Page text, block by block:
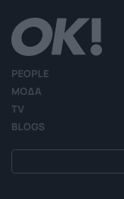
PEOPLE
ΜΟΔΑ
TV
BLOGS